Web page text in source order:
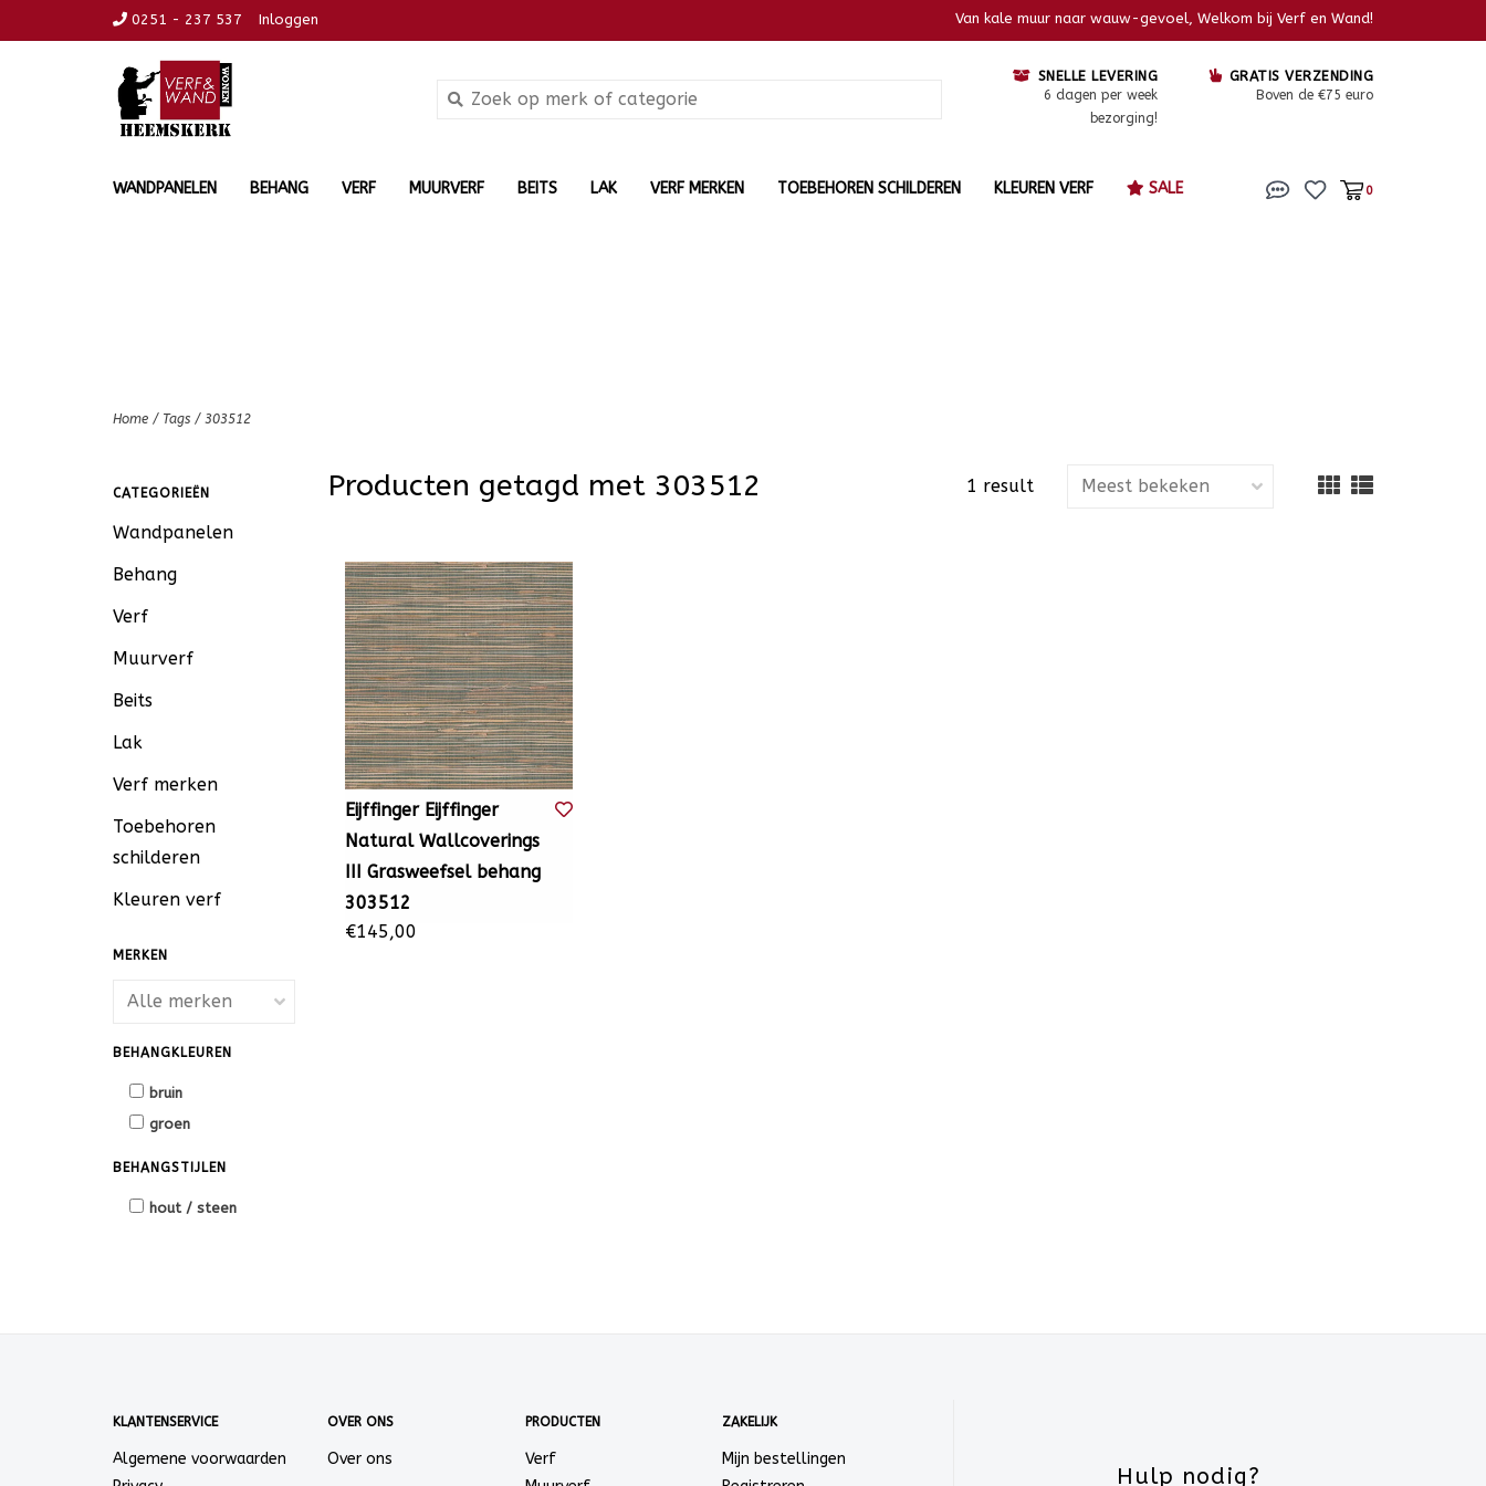
0251 - 237 537 Inloggen Van kale muur naar wauw-gevoel, Welkom bij Verf en Wand!
SNELLE LEVERING
6 dagen per week
bezorging!
GRATIS VERZENDING
Boven de €75 euro
WANDPANELEN BEHANG VERF MUURVERF BEITS LAK VERF MERKEN TOEBEHOREN SCHILDEREN KLEUREN VERF SALE 0
Home / Tags / 303512
CATEGORIEËN
Wandpanelen
Behang
Verf
Muurverf
Beits
Lak
Verf merken
Toebehoren
schilderen
Kleuren verf
MERKEN
BEHANGKLEUREN
bruin
groen
BEHANGSTIJLEN
hout / steen
Producten getagd met 303512 1 result
Eijffinger Eijffinger
Natural Wallcoverings
III Grasweefsel behang
303512
€145,00
KLANTENSERVICE
Algemene voorwaarden
OVER ONS
Over ons
PRODUCTEN
Verf
ZAKELIJK
Mijn bestellingen
Hulp nodig?